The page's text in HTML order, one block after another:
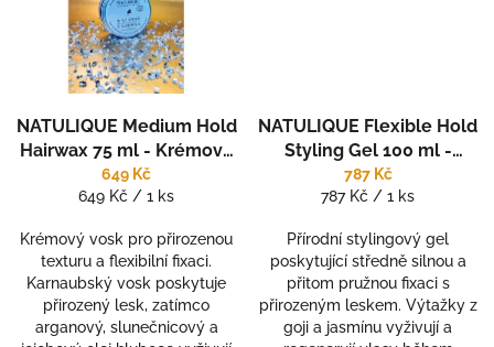
NATULIQUE Medium Hold
Hairwax 75 ml - Krémový
vosk (pasta) pro
přirozenou texturu
649 Kč
Měrná
649 Kč / 1 ks
Krémový vosk pro přirozenou
texturu a flexibilní fixaci.
Karnaubský vosk poskytuje
přirozený lesk, zatímco
arganový, slunečnicový a
NATULIQUE Flexible Hold
Styling Gel 100 ml -
stylingový gel - pružná
fixace
787 Kč
Měrná
787 Kč / 1 ks
Přírodní stylingový gel
poskytující středně silnou a
přitom pružnou fixaci s
přirozeným leskem. Výtažky z
goji a jasmínu vyživují a